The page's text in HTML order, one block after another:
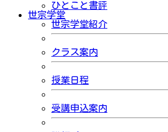
ひとこと書評
世宗学堂
世宗学堂紹介
クラス案内
授業日程
受講申込案内